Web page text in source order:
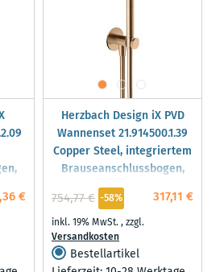
€
Herzbach Design iX PVD
Wannenset 21.914500.1.39
Copper Steel, integriertem
Brauseanschlussbogen,
Brauseschlauch 1.600mm
317,11 €
754,77 € -58%
inkl. 19% MwSt.,zzgl.
Versandkosten
Bestellartikel